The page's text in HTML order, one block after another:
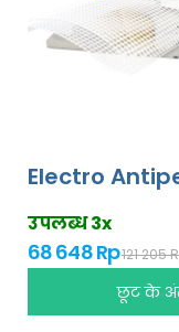
Electro
उपलब्ध 3x
68 648 Rp121 205
छूट के